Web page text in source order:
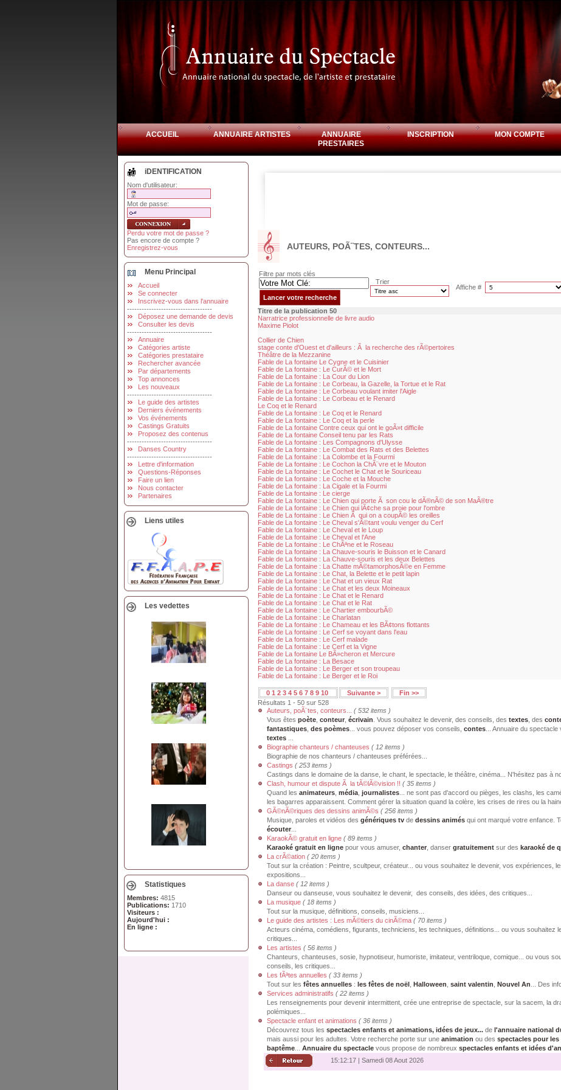
ACCUEIL ANNUAIRE ARTISTES
ANNUAIRE
PRESTAIRES
INSCRIPTION MON COMPTE
iDENTIFICATION
Nom d'utilisateur:
Mot de passe:
Perdu votre mot de passe ?
Pas encore de compte ?
Enregistrez-vous
Menu Principal
Accueil
Se connecter
Inscrivez-vous dans l'annuaire
-----------------------------------
Déposez une demande de devis
Consulter les devis
-----------------------------------
Annuaire
Catégories artiste
Catégories prestataire
Rechercher avancée
Par départements
Top annonces
Les nouveaux
-----------------------------------
Le guide des artistes
Derniers événements
Vos événements
Castings Gratuits
Proposez des contenus
-----------------------------------
Danses Country
-----------------------------------
Lettre d'information
Questions-Réponses
Faire un lien
Nous contacter
Partenaires
Liens utiles
Les vedettes
Statistiques
Membres: 4815
Publications: 1710
Visiteurs :
Aujourd'hui :
En ligne :
AUTEURS, POÃ¨TES, CONTEURS...
Filtre par mots clés
Trier
Affiche #
Titre de la publication 50
Narratrice professionnelle de livre audio
Maxime Piolot
Collier de Chien
stage conte d'Ouest et d'ailleurs : Ã la recherche des rÃ©pertoires
Théâtre de la Mezzanine
Fable de La fontaine Le Cygne et le Cuisinier
Fable de La fontaine : Le CurÃ© et le Mort
Fable de La fontaine : La Cour du Lion
Fable de La fontaine : Le Corbeau, la Gazelle, la Tortue et le Rat
Fable de La fontaine : Le Corbeau voulant imiter l'Aigle
Fable de La fontaine : Le Corbeau et le Renard
Le Coq et le Renard
Fable de La fontaine : Le Coq et le Renard
Fable de La fontaine : Le Coq et la perle
Fable de La fontaine Contre ceux qui ont le goÃ»t difficile
Fable de La fontaine Conseil tenu par les Rats
Fable de La fontaine : Les Compagnons d'Ulysse
Fable de La fontaine : Le Combat des Rats et des Belettes
Fable de La fontaine : La Colombe et la Fourmi
Fable de La fontaine : Le Cochon la ChÃ¨vre et le Mouton
Fable de La fontaine : Le Cochet le Chat et le Souriceau
Fable de La fontaine : Le Coche et la Mouche
Fable de La fontaine : La Cigale et la Fourmi
Fable de La fontaine : Le cierge
Fable de La fontaine : Le Chien qui porte Ã son cou le dÃ®nÃ© de son MaÃ®tre
Fable de La fontaine : Le Chien qui lÃ¢che sa proie pour l'ombre
Fable de La fontaine : Le Chien Ã qui on a coupÃ© les oreilles
Fable de La fontaine : Le Cheval s'Ã©tant voulu venger du Cerf
Fable de La fontaine : Le Cheval et le Loup
Fable de La fontaine : Le Cheval et l'Ane
Fable de La fontaine : Le ChÃªne et le Roseau
Fable de La fontaine : La Chauve-souris le Buisson et le Canard
Fable de La fontaine : La Chauve-souris et les deux Belettes
Fable de La fontaine : La Chatte mÃ©tamorphosÃ©e en Femme
Fable de La fontaine : Le Chat, la Belette et le petit lapin
Fable de La fontaine : Le Chat et un vieux Rat
Fable de La fontaine : Le Chat et les deux Moineaux
Fable de La fontaine : Le Chat et le Renard
Fable de La fontaine : Le Chat et le Rat
Fable de La fontaine : Le Chartier embourbÃ©
Fable de La fontaine : Le Charlatan
Fable de La fontaine : Le Chameau et les BÃ¢tons flottants
Fable de La fontaine : Le Cerf se voyant dans l'eau
Fable de La fontaine : Le Cerf malade
Fable de La fontaine : Le Cerf et la Vigne
Fable de La fontaine Le BÃ»cheron et Mercure
Fable de La fontaine : La Besace
Fable de La fontaine : Le Berger et son troupeau
Fable de La fontaine : Le Berger et le Roi
0 1 2 3 4 5 6 7 8 9 10 Suivante >
Fin >>
Résultats 1 - 50 sur 528
Auteurs, poÃ¨tes, conteurs...
( 532 items )
Vous êtes poète conteur écrivain . Vous souhaitez le devenir, des conseils, des textes , des
fantastiques des poèmes ... vous pouvez déposer vos conseils, contes ... Annuaire du
textes
Biographie chanteurs / chanteuses ( 12 items )
Biographie de nos chanteurs / chanteuses préférées...
Castings ( 253 items )
Castings dans le domaine de la danse, le chant, le spectacle, le théâtre, cinéma... N'hésitez pas à
Clash, humour et dispute Ã la tÃ©lÃ©vision !! ( 35 items )
Quand les animateurs média journalistes ... ne sont pas d'accord ou pièges, les clashs, les
les bagarres apparaissent. Comment gérer la situation quand la colère, les crises de rires ou la
GÃ©nÃ©riques des dessins animÃ©s ( 256 items )
Musique, paroles et vidéos des génériques tv de dessins animés qui ont marqué votre enfance.
écouter
KaraokÃ© gratuit en ligne ( 89 items )
Karaoké gratuit en ligne pour vous amuser, chanter , danser gratuitement sur des karaoké de
La crÃ©ation ( 20 items )
Tout sur la création : Peintre, scultpeur, créateur... ou vous souhaitez le devenir, vos expériences,
expositions...
La danse ( 12 items )
Danseur ou danseuse, vous souhaitez le devenir, des conseils, des idées, des critiques...
La musique ( 18 items )
Tout sur la musique, définitions, conseils, musiciens...
Le guide des artistes : Les mÃ©tiers du cinÃ©ma ( 70 items )
Acteurs cinéma, comédiens, figurants, techniciens, les techniques, définitions... ou vous souhaitez
critiques...
Les artistes ( 56 items )
Chanteurs, chanteuses, sosie, hypnotiseur, humoriste, imitateur, ventriloque, comique... ou vous
conseils, les critiques...
Les fÃªtes annuelles ( 33 items )
Tout sur les fêtes annuelles : les fêtes de noël Halloween saint valentin Nouvel An ... Des
Services administratifs ( 22 items )
Les renseignements pour devenir intermittent, crée une entreprise de spectacle, sur la sacem, la
polémiques...
Spectacle enfant et animations ( 36 items )
Découvrez tous les spectacles enfants et animations, idées de jeux... de l'annuaire national
mais aussi pour les adultes. Votre recherche porte sur une animation ou des spectacles pour les
baptême
Annuaire du spectacle vous propose de nombreux spectacles enfants et idées
15:12:17 | Samedi 08 Aout 2026